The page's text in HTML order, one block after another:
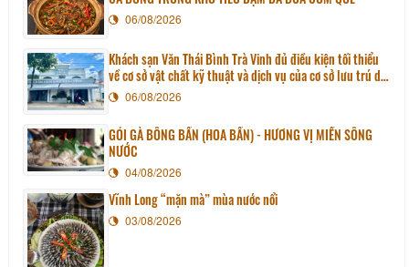
06/08/2026
Khách sạn Văn Thái Bình Trà Vinh đủ điều kiện tối thiểu
về cơ sở vật chất kỹ thuật và dịch vụ của cơ sở lưu trú du
lịch06/08/2026
GỎI GÀ BÔNG BẦN (HOA BẦN) - HƯƠNG VỊ MIỀN SÔNG
NƯỚC
04/08/2026
Vĩnh Long “mặn mà” mùa nước nổi
03/08/2026